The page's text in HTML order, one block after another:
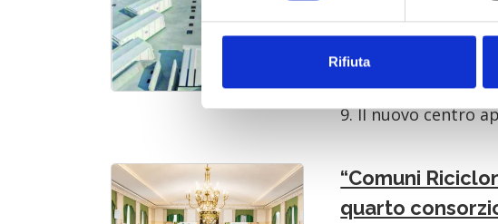
Rifiuta
schedule15 luglio 2026
Sabato 18 luglio
Centro di Raccolta
9. Il nuovo centro
“Comuni
quarto